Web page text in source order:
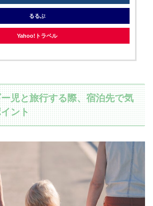
るるぶ
Yahoo!トラベル
児と旅行する際、宿泊先で気
ント